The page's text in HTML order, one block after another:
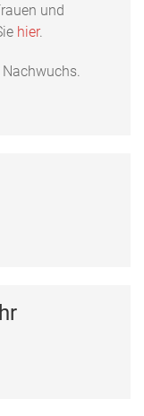
und
hier.